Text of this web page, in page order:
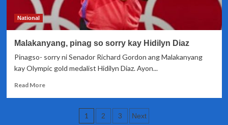
kay
Olympic
Gold
Hidilyn
National
Malakanyang, pinag so sorry kay Hidilyn Diaz
Pinagso- sorry ni Senador Richard Gordon ang Malakanyang
kay Olympic gold medalist Hidilyn Diaz. Ayon...
Read MoreRead
Posts
1 2 3 Next